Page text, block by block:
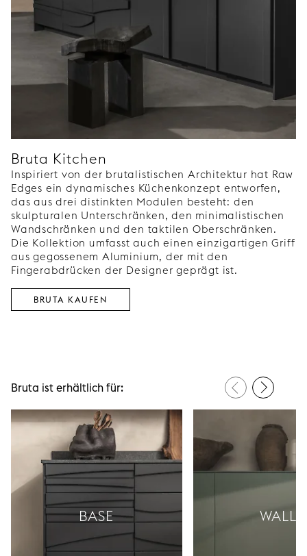
Bruta Kitchen
Inspiriert von der brutalistischen Architektur hat Raw
Edges ein dynamisches Küchenkonzept entworfen,
das aus drei distinkten Modulen besteht: den
skulpturalen Unterschränken, den minimalistischen
Wandschränken und den taktilen Oberschränken.
Die Kollektion umfasst auch einen einzigartigen Griff
aus gegossenem Aluminium, der mit den
Fingerabdrücken der Designer geprägt ist.
BRUTA KAUFEN
Bruta ist erhältlich für:
BASE WALL